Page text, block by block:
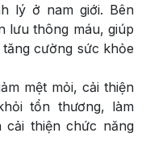
lý ở nam giới. Bên
lưu thông máu, giúp
cường sức khỏe
mệt mỏi, cải thiện
tổn thương, làm
thiện chức năng